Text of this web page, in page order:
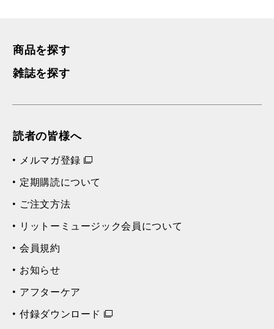
商品を探す
雑誌を探す
読者の皆様へ
メルマガ登録
定期購読について
ご注文方法
リットーミュージック会員について
会員規約
お知らせ
アフターケア
付録ダウンロード